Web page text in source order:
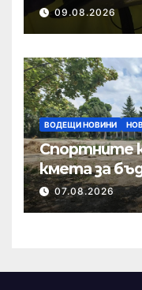
09.08.2026
ВОДЕЩИ НОВИНИ
Спортните
кмета за
полк
07.08.2026